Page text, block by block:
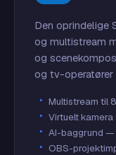
Den oprindelige
og multistream
og
og tv-operatører
Multistream til
Virtuelt kamera
AI-baggrund —
OBS-